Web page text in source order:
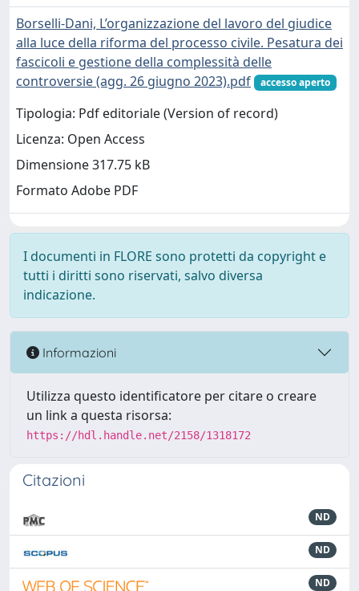
Borselli-Dani, L’organizzazione del lavoro del giudice
alla luce della riforma del processo civile. Pesatura dei
fascicoli e gestione della complessità delle
controversie (agg. 26 giugno 2023).pdf
accesso aperto
Tipologia: Pdf editoriale (Version of record)
Licenza: Open Access
Dimensione 317.75 kB
Formato Adobe PDF
I documenti in FLORE sono protetti da copyright e
tutti i diritti sono riservati, salvo diversa
indicazione.
Informazioni
Utilizza questo identificatore per citare o creare
un link a questa risorsa:
https://hdl.handle.net/2158/1318172
Citazioni
ND
ND
ND